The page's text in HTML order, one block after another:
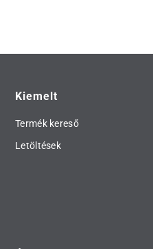
Kiemelt
Termék kereső
Letöltések